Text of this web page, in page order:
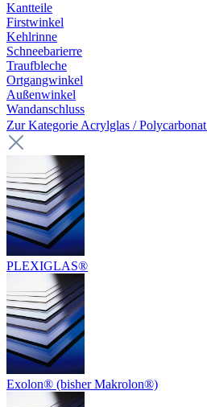
Kantteile
Firstwinkel
Kehlrinne
Schneebarierre
Traufbleche
Ortgangwinkel
Außenwinkel
Wandanschluss
Zur Kategorie Acrylglas / Polycarbonat
PLEXIGLAS®
Exolon® (bisher Makrolon®)